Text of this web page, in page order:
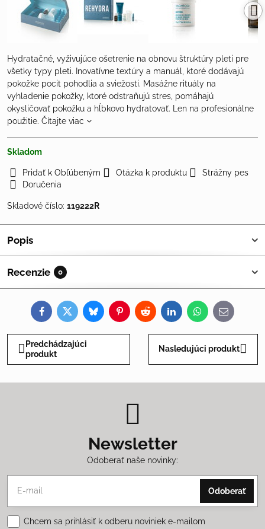
Hydratačné, vyživujúce ošetrenie na obnovu štruktúry pleti pre
všetky typy pleti. Inovatívne textúry a manuál, ktoré dodávajú
pokožke pocit pohodlia a sviežosti. Masážne rituály na
vyhladenie pokožky, ktoré odstraňujú stres, pomáhajú
okysličovať pokožku a hĺbkovo hydratovať. Len na profesionálne
použitie. Čítajte viac
Skladom
Pridať k Obľúbeným Otázka k produktu
Strážny pes
Doručenia
Skladové číslo: 119222R
Popis
Recenzie 0
FacebookTwitterBlueskyPinterestRedditLinkedInWhatsApp
E-
mail
Predchádzajúci
produkt
Nasledujúci produkt
Newsletter
Odoberať naše novinky:
Odoberať
Chcem sa prihlásiť k odberu noviniek e-mailom